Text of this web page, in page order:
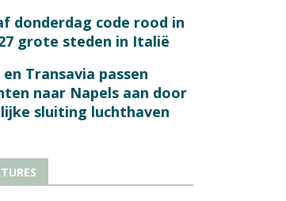
donderdag code rood in
grote steden in Italië
en Transavia passen
naar Napels aan door
sluiting luchthaven